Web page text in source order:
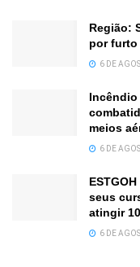
Região:
por furto
6 DE
meios
6 DE
seus
atingir
6 DE